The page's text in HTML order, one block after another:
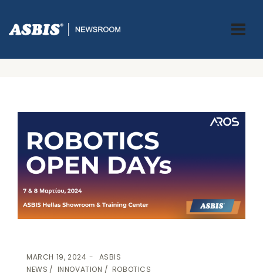
ASBIS GREECE >ASBIS NEWS
> Η
ASBIS ROBOTIC SOLUTIONS ΠΑΡΟΥΣΊΑΣΕ ΚΟΡΥΦΑΊΕΣ ΛΎΣΕΙΣ
MARCH 19, 2024
ASBIS
NEWS
INNOVATION ROBOTICS